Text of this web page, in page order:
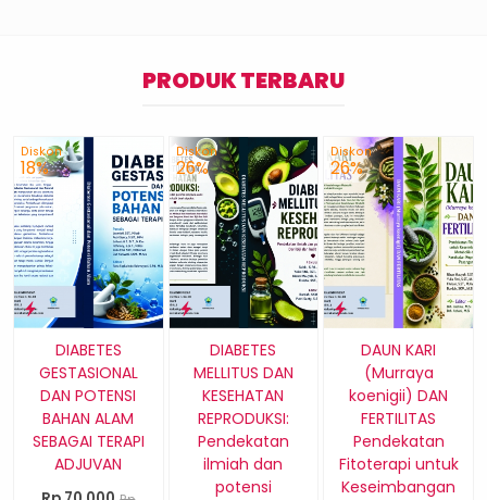
PRODUK TERBARU
Diskon
18%
DIABETES
GESTASIONAL
DAN POTENSI
BAHAN ALAM
SEBAGAI TERAPI
ADJUVAN
Diskon
26%
DIABETES
MELLITUS DAN
KESEHATAN
REPRODUKSI:
Pendekatan
ilmiah dan
potensi
Diskon
26%
DAUN KARI
(Murraya
koenigii) DAN
FERTILITAS
Pendekatan
Fitoterapi untuk
Keseimbangan